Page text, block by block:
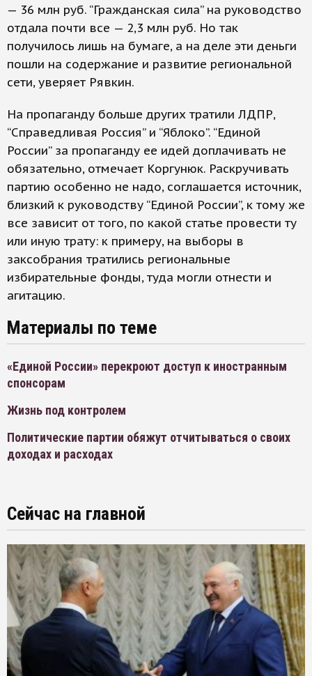
— 36 млн руб. “Гражданская сила” на руководство
отдала почти все — 2,3 млн руб. Но так
получилось лишь на бумаге, а на деле эти деньги
пошли на содержание и развитие региональной
сети, уверяет Рявкин.
На пропаганду больше других тратили ЛДПР,
“Справедливая Россия” и “Яблоко”. “Единой
России” за пропаганду ее идей доплачивать не
обязательно, отмечает Коргунюк. Раскручивать
партию особенно не надо, соглашается источник,
близкий к руководству “Единой России”, к тому же
все зависит от того, по какой статье провести ту
или иную трату: к примеру, на выборы в
заксобрания тратились региональные
избирательные фонды, туда могли отнести и
агитацию.
Материалы по теме
«Единой России» перекроют доступ к иностранным
спонсорам
Жизнь под контролем
Политические партии обяжут отчитываться о своих
доходах и расходах
Сейчас на главной